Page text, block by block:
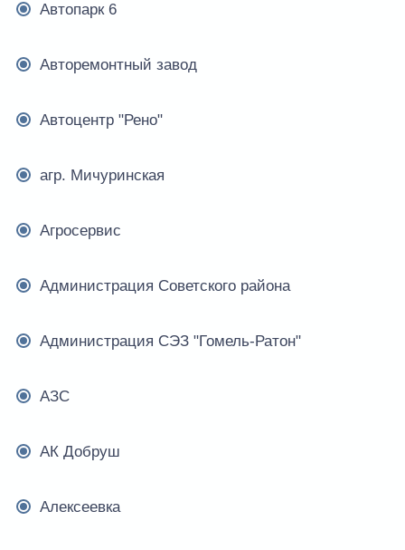
Автопарк 6
Авторемонтный завод
Автоцентр "Рено"
агр. Мичуринская
Агросервис
Администрация Советского района
Администрация СЭЗ "Гомель-Ратон"
АЗС
АК Добруш
Алексеевка